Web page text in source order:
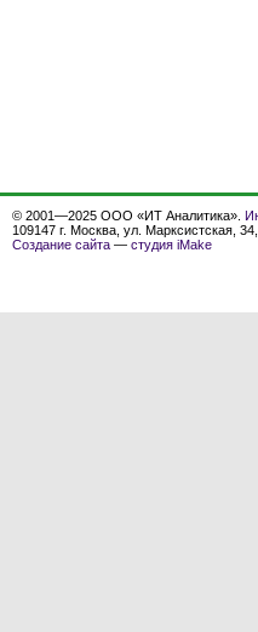
© 2001—2025 ООО «ИТ Аналитика».
109147 г. Москва, ул. Марксистская,
Создание сайта — студия iMake